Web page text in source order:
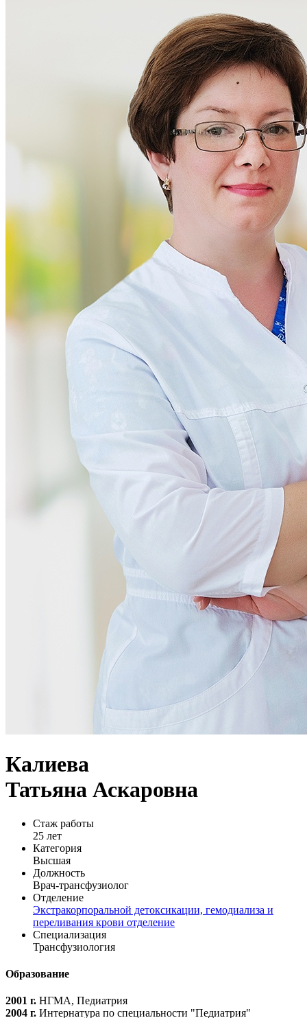
Калиева
Татьяна Аскаровна
Стаж работы
25 лет
Категория
Высшая
Должность
Врач-трансфузиолог
Отделение
Экстракорпоральной детоксикации, гемодиализа и
переливания крови отделение
Специализация
Трансфузиология
Образование
2001 г. НГМА, Педиатрия
2004 г. Интернатура по специальности "Педиатрия"